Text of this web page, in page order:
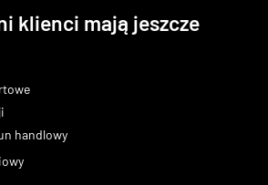
klienci mają jeszcze
handlowy